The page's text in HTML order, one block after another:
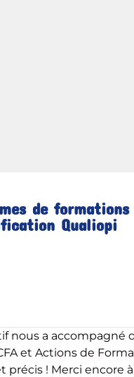
de formations
Qualiopi
dans l’obtention
Ce fut
à Fabrice et Niels